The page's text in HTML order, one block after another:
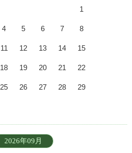
1
4 5 6 7 8
11 12 13 14 15
18 19 20 21 22
25 26 27 28 29
2026年09月